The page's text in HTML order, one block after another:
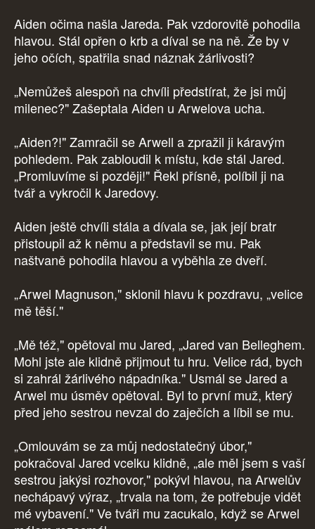
Aiden očima našla Jareda. Pak vzdorovitě pohodila
hlavou. Stál opřen o krb a díval se na ně. Že by v
jeho očích, spatřila snad náznak žárlivosti?
„Nemůžeš alespoň na chvíli předstírat, že jsi můj
milenec?" Zašeptala Aiden u Arwelova ucha.
„Aiden?!" Zamračil se Arwell a zpražil ji káravým
pohledem. Pak zabloudil k místu, kde stál Jared.
„Promluvíme si později!" Řekl přísně, políbil ji na
tvář a vykročil k Jaredovy.
Aiden ještě chvíli stála a dívala se, jak její bratr
přistoupil až k němu a představil se mu. Pak
naštvaně pohodila hlavou a vyběhla ze dveří.
„Arwel Magnuson," sklonil hlavu k pozdravu, „velice
mě těší."
„Mě též," opětoval mu Jared, „Jared van Belleghem.
Mohl jste ale klidně přijmout tu hru. Velice rád, bych
si zahrál žárlivého nápadníka." Usmál se Jared a
Arwel mu úsměv opětoval. Byl to první muž, který
před jeho sestrou nevzal do zaječích a líbil se mu.
„Omlouvám se za můj nedostatečný úbor,"
pokračoval Jared vcelku klidně, „ale měl jsem s vaší
sestrou jakýsi rozhovor," pokývl hlavou, na Arwelův
nechápavý výraz, „trvala na tom, že potřebuje vidět
mé vybavení." Ve tváři mu zacukalo, když se Arwel